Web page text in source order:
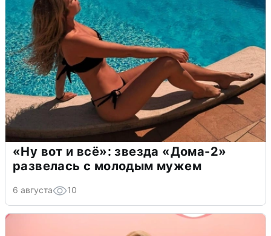
«Ну вот и всё»: звезда «Дома-2»
развелась с молодым мужем
6 августа 10